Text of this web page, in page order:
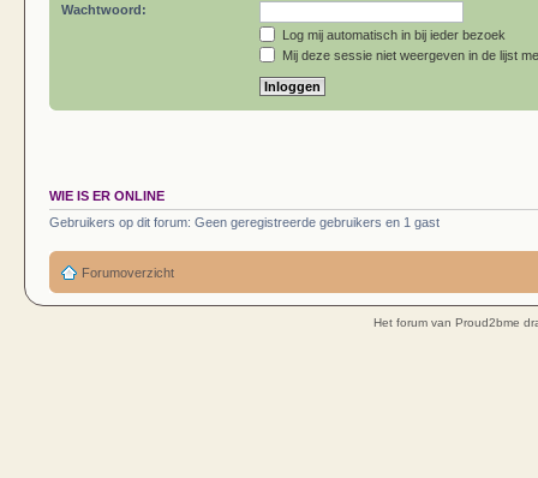
Wachtwoord:
Log mij automatisch in bij ieder bezoek
Mij deze sessie niet weergeven in de lijst
WIE IS ER ONLINE
Gebruikers op dit forum: Geen geregistreerde gebruikers en 1 gast
Forumoverzicht
Het forum van Proud2bme